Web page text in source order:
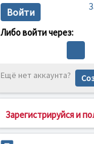
Войти
Либо войти через:
Ещё нет аккаунта?
Зарегистрируйся и